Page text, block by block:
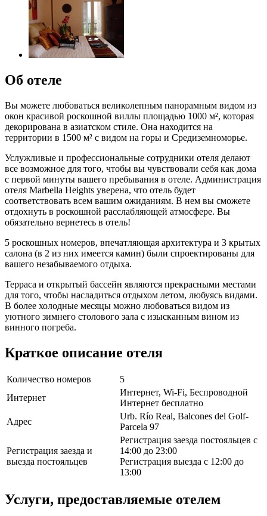
Об отеле
Вы можете любоваться великолепным панорамным видом из
окон красивой роскошной виллы площадью 1000 м², которая
декорирована в азиатском стиле. Она находится на
территории в 1500 м² с видом на горы и Средиземноморье.
Услужливые и профессиональные сотрудники отеля делают
все возможное для того, чтобы вы чувствовали себя как дома
с первой минуты вашего пребывания в отеле. Администрация
отеля Marbella Heights уверена, что отель будет
соответствовать всем вашим ожиданиям. В нем вы сможете
отдохнуть в роскошной расслабляющей атмосфере. Вы
обязательно вернетесь в отель!
5 роскошных номеров, впечатляющая архитектура и 3 крытых
салона (в 2 из них имеется камин) были спроектированы для
вашего незабываемого отдыха.
Терраса и открытый бассейн являются прекрасными местами
для того, чтобы насладиться отдыхом летом, любуясь видами.
В более холодные месяцы можно любоваться видом из
уютного зимнего столового зала с изысканным вином из
винного погреба.
Краткое описание отеля
Количество номеров
5
Интернет
Интернет, Wi-Fi, Беспроводной
Интернет бесплатно
Адрес
Urb. Río Real, Balcones del Golf-
Parcela 97
Регистрация заезда и
выезда постояльцев
Регистрация заезда постояльцев с
14:00 до 23:00
Регистрация выезда с 12:00 до
13:00
Услуги, предоставляемые отелем